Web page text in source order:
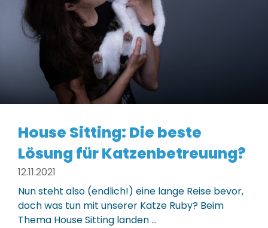
House Sitting: Die beste
Lösung für Katzenbetreuung?
12.11.2021
Nun steht also (endlich!) eine lange Reise bevor,
doch was tun mit unserer Katze Ruby? Beim
Thema House Sitting landen ...